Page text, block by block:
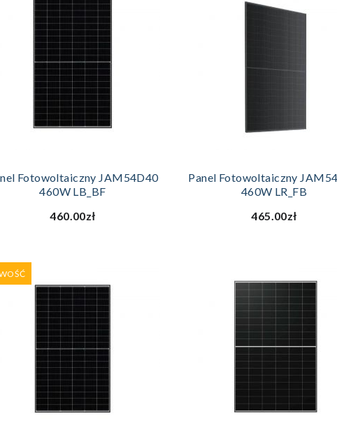
Fotowoltaiczny JAM54D40
460W LB_BF
460.00zł
Panel Fotowoltaiczny
460W LR_FB
465.00zł